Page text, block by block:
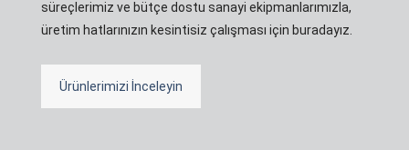
süreçlerimiz ve bütçe dostu sanayi ekipmanlarımızla,
üretim hatlarınızın kesintisiz çalışması için buradayız.
Ürünlerimizi İnceleyin